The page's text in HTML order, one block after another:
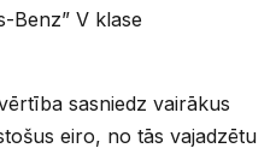
Benz” V klase
sasniedz vairākus
eiro, no tās vajadzētu